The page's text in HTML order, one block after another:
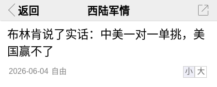
返回 西陆军情
布林肯说了实话：中美一对一单挑，美
国赢不了
2026-06-04 自由 小 大